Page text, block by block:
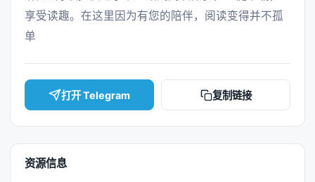
享受读趣。在这里因为有您的陪伴，阅读变得并不孤
单
打开 Telegram 复制链接
资源信息